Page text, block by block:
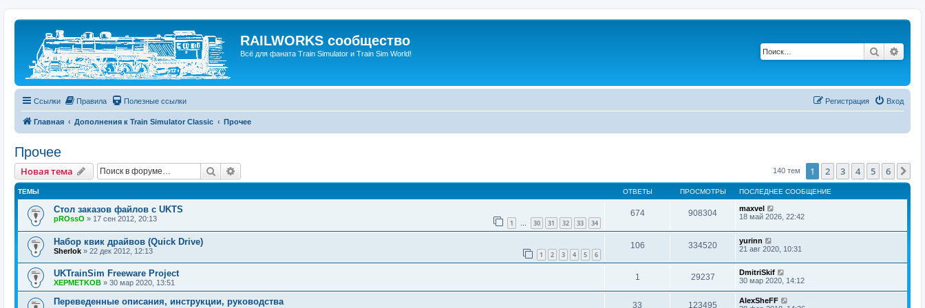
RAILWORKS сообщество
Всё для фаната Train Simulator и Train Sim World! Поиск
Ссылки Правила Полезные ссылки Вход
Регистрация
Главная Дополнения к Train Simulator Classic Прочее
Прочее
Новая тема Поиск 140 тем 1 2 3 4 5 6
ТЕМЫ ОТВЕТЫ ПРОСМОТРЫ ПОСЛЕДНЕЕ СООБЩЕНИЕ
Стол заказов файлов с UKTS
pROssO » 17 сен 2012, 20:13 1 … 30 31 32 33 34
674 908304
maxvel
18 май 2026, 22:42
Набор квик драйвов (Quick Drive)
Sherlok » 22 дек 2012, 12:13 1 2 3 4 5 6
106 334520
yurinn
21 авг 2020, 10:31
UKTrainSim Freeware Project
XEPMETKOB » 30 мар 2020, 13:51
1 29237
DmitriSkif
30 мар 2020, 14:12
Переведенные описания, инструкции, руководства 33 123495
AlexSheFF